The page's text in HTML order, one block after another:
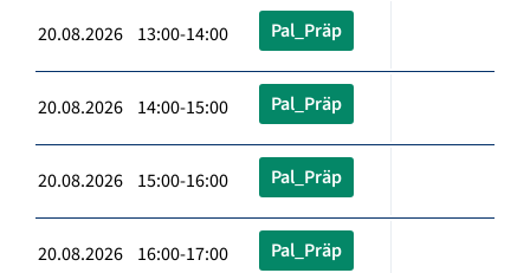
20.08.2026 13:00-14:00 Pal_Präp
20.08.2026 14:00-15:00 Pal_Präp
20.08.2026 15:00-16:00 Pal_Präp
20.08.2026 16:00-17:00 Pal_Präp